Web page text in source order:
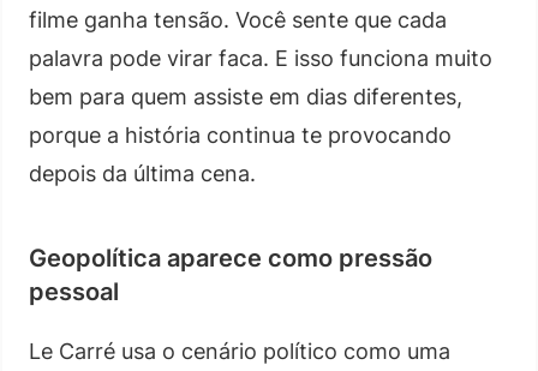
filme ganha tensão. Você sente que cada
palavra pode virar faca. E isso funciona muito
bem para quem assiste em dias diferentes,
porque a história continua te provocando
depois da última cena.
Geopolítica aparece como pressão
pessoal
Le Carré usa o cenário político como uma